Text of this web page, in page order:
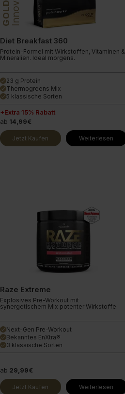
Glucosamine Extra
GOLD
Diet Breakfast 360
Protein-Formel mit Wirkstoffen, Vitaminen &
Mineralien. Ideal morgens.
done 23 g Protein
done Thermogreens Mix
done 5 klassische Sorten
+Extra 15% Rabatt
ab 14,99€
Jetzt Kaufen Weiterlesen
Raze Extreme
Explosives Pre-Workout mit
synergetischem Mix potenter Wirkstoffe.
done Next-Gen Pre-Workout
done Bekanntes EnXtra®
done 3 klassische Sorten
ab 29,99€
Jetzt Kaufen Weiterlesen